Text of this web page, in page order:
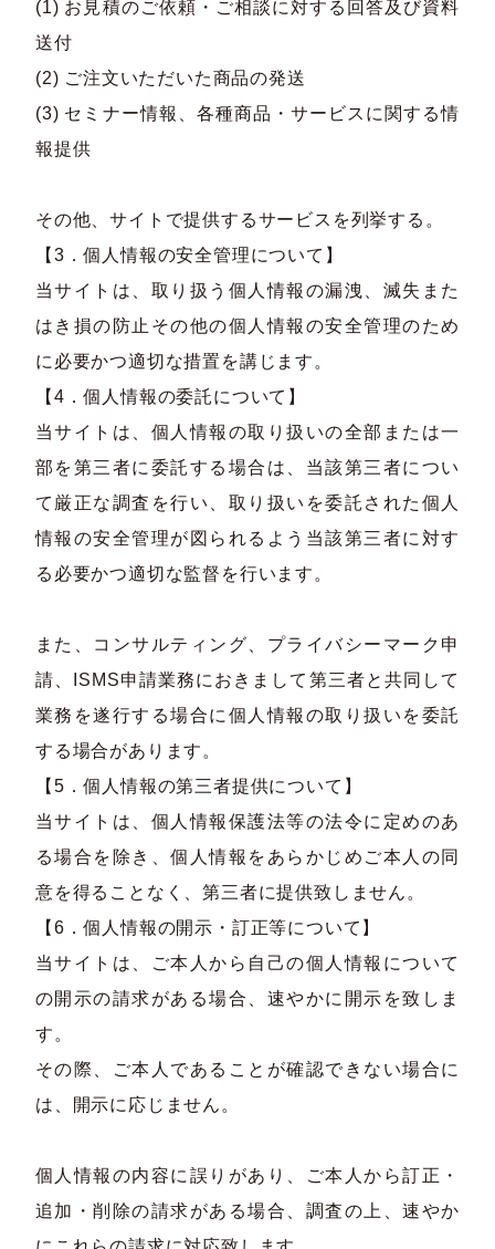
(1) お見積のご依頼・ご相談に対する回答及び資料
送付
(2) ご注文いただいた商品の発送
(3) セミナー情報、各種商品・サービスに関する情
報提供
その他、サイトで提供するサービスを列挙する。
【3．個人情報の安全管理について】
当サイトは、取り扱う個人情報の漏洩、滅失また
はき損の防止その他の個人情報の安全管理のため
に必要かつ適切な措置を講じます。
【4．個人情報の委託について】
当サイトは、個人情報の取り扱いの全部または一
部を第三者に委託する場合は、当該第三者につい
て厳正な調査を行い、取り扱いを委託された個人
情報の安全管理が図られるよう当該第三者に対す
る必要かつ適切な監督を行います。
また、コンサルティング、プライバシーマーク申
請、ISMS申請業務におきまして第三者と共同して
業務を遂行する場合に個人情報の取り扱いを委託
する場合があります。
【5．個人情報の第三者提供について】
当サイトは、個人情報保護法等の法令に定めのあ
る場合を除き、個人情報をあらかじめご本人の同
意を得ることなく、第三者に提供致しません。
【6．個人情報の開示・訂正等について】
当サイトは、ご本人から自己の個人情報について
の開示の請求がある場合、速やかに開示を致しま
す。
その際、ご本人であることが確認できない場合に
は、開示に応じません。
個人情報の内容に誤りがあり、ご本人から訂正・
追加・削除の請求がある場合、調査の上、速やか